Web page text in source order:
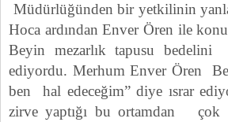
Müdürlüğünden bir yetkilinin
Hoca ardından Enver Ören ile
Beyin mezarlık tapusu
ediyordu. Merhum Enver Ören
ben hal edeceğim” diye ısrar
zirve yaptığı bu ortamdan çok